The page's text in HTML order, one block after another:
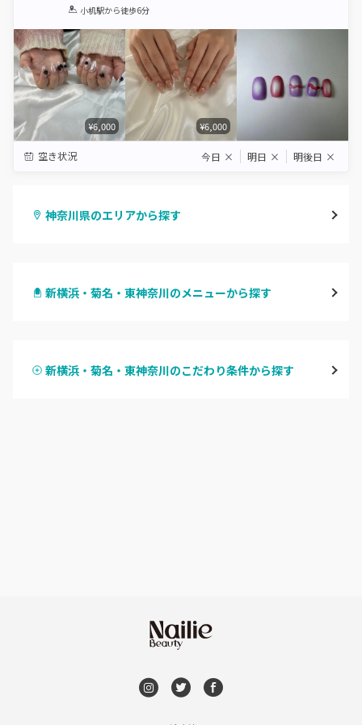
1 2 3 4 5
小机駅から徒歩6分
¥6,000 ¥6,000
空き状況 今日 × 明日 × 明後日 ×
神奈川県のエリアから探す
川崎
桜木町・みなとみらい・関内
新横浜・菊名・東神奈川のメニューから探す
ハンドスカルプ
新横浜・菊名・東神奈川のこだわり条件から探す